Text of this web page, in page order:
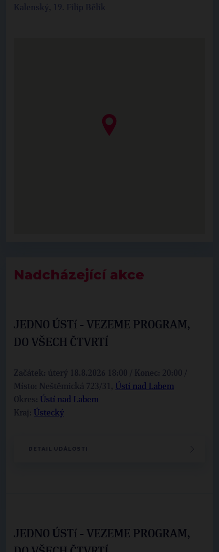
,
Nadcházející akce
JEDNO ÚSTí - VEZEME PROGRAM,
DO VŠECH ČTVRTÍ
Začátek: úterý 18.8.2026 18:00 / Konec: 20:00 /
Místo: Neštěmická 723/31, Ústí nad Labem
Okres: Ústí nad Labem
Kraj: Ústecký
DETAIL UDÁLOSTI
JEDNO ÚSTí - VEZEME PROGRAM,